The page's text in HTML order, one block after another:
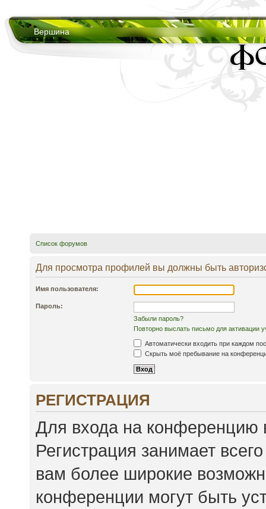
Вершина
Список форумов
Для просмотра профилей вы должны быть
Имя пользователя:
Пароль:
Забыли пароль?
Повторно выслать письмо для активации
Автоматически входить при каждом
Скрыть моё пребывание на
РЕГИСТРАЦИЯ
Для входа на конференцию
Регистрация занимает
вам более широкие
конференции могут быть